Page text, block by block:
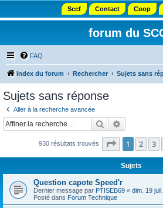
Sccf Contact Coop
forum du
FAQ
Index du forum Rechercher Sujets sans
Sujets sans réponse
Aller à la recherche avancée
Rechercher
930 résultats trouvés Page 1sur19
1 2 3
Sujets
Question capote Speed'r
Dernier message par PTISEB69 « dim. 19
Posté dans Forum Technique